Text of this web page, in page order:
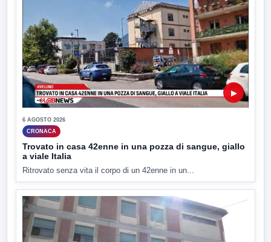
▶
6 AGOSTO 2026
CRONACA
Trovato in casa 42enne in una pozza di sangue, giallo
a viale Italia
Ritrovato senza vita il corpo di un 42enne in un...